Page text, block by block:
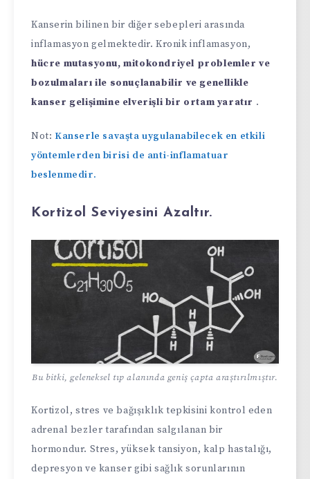
Kanserin bilinen bir diğer sebepleri arasında
inflamasyon gelmektedir. Kronik inflamasyon,
hücre mutasyonu, mitokondriyel problemler ve
bozulmaları ile sonuçlanabilir ve genellikle
kanser gelişimine elverişli bir ortam yaratır .
Not: Kanserle savaşta uygulanabilecek en etkili
yöntemlerden birisi de anti-inflamatuar
beslenmedir.
Kortizol Seviyesini Azaltır.
Bu bitki, geleneksel tıp alanında geniş çapta araştırılmıştır.
Kortizol, stres ve bağışıklık tepkisini kontrol eden
adrenal bezler tarafından salgılanan bir
hormondur. Stres, yüksek tansiyon, kalp hastalığı,
depresyon ve kanser gibi sağlık sorunlarının